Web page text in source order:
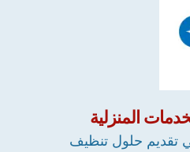
المنزلية
حلول تنظيف